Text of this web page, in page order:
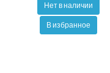
Нет в наличии
В избранное